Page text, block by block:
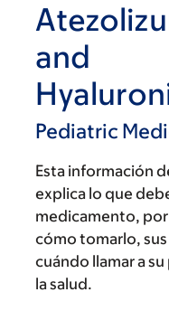
and
Pediatric
Esta información
explica lo que
medicamento, por
cómo tomarlo,
cuándo llamar a
la salud.